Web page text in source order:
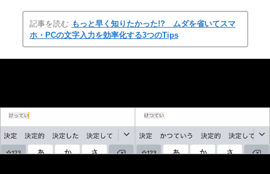
記事を読む もっと早く知りたかった!? ムダを省いてスマ
ホ・PCの文字入力を効率化する3つのTips